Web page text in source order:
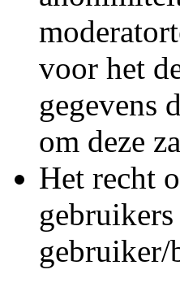
voor het
gegevens
om deze
Het recht
gebruiker/